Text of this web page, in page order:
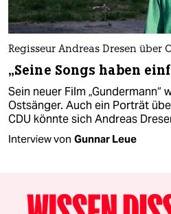
Regisseur Andreas Dresen über
„Seine Songs haben
Sein neuer Film
Ostsänger. Auch ein Porträt
CDU könnte sich Andreas
Interview von Gunnar Leue